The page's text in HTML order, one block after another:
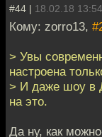
#44 | 18.02.18 13:54
Кому: zorro13,
> Увы
настроена
> И даже шоу в
на это.
Да ну, как